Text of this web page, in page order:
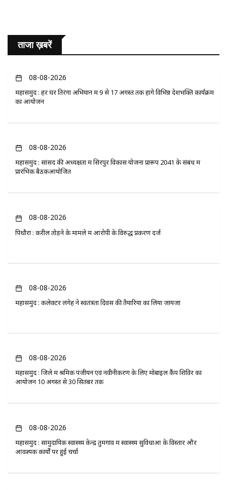
ताजा ख़बरें
08-08-2026
महासमुंद : हर घर तिरंगा अभियान में 9 से 17 अगस्त तक होंगे विभिन्न देशभक्ति कार्यक्रम
का आयोजन
08-08-2026
महासमुंद : सांसद की अध्यक्षता में सिरपुर विकास योजना प्रारूप 2041 के संबंध में
प्रारंभिक बैठकआयोजित
08-08-2026
पिथौरा : करील तोड़ने के मामले में आरोपी के विरुद्ध प्रकरण दर्ज
08-08-2026
महासमुंद : कलेक्टर लंगेह ने स्वतंत्रता दिवस की तैयारियों का लिया जायजा
08-08-2026
महासमुंद : जिले में श्रमिक पंजीयन एवं नवीनीकरण के लिए मोबाइल कैंप शिविर का
आयोजन 10 अगस्त से 30 सितंबर तक
08-08-2026
महासमुंद : सामुदायिक स्वास्थ्य केन्द्र तुमगांव में स्वास्थ्य सुविधाओं के विस्तार और
आवश्यक कार्यों पर हुई चर्चा